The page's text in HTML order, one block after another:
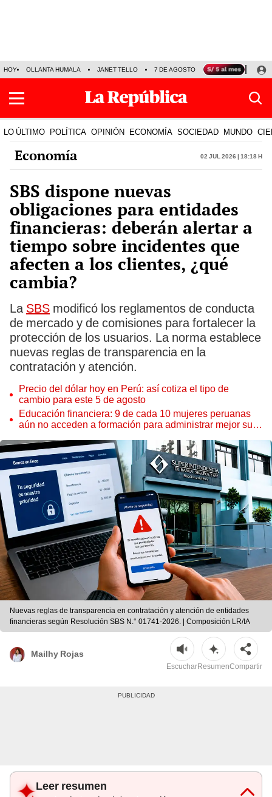
HOY OLLANTA HUMALA JANET TELLO 7 DE AGOSTO TINKA RESULTADOS
LO ÚLTIMO POLÍTICA OPINIÓN ECONOMÍA SOCIEDAD MUNDO
Economía 02 Jul 2026 | 18:18 h
SBS dispone nuevas
obligaciones para entidades
financieras: deberán alertar a
tiempo sobre incidentes que
afecten a los clientes, ¿qué
cambia?
La SBS modificó los reglamentos de conducta
de mercado y de comisiones para fortalecer la
protección de los usuarios. La norma establece
nuevas reglas de transparencia en la
contratación y atención.
Precio del dólar hoy en Perú: así cotiza el tipo de
cambio para este 5 de agosto
Educación financiera: 9 de cada 10 mujeres peruanas
aún no acceden a formación para administrar mejor su
Nuevas reglas de transparencia en contratación y atención de entidades
financieras según Resolución SBS N.° 01741-2026. | Composición LR/IA
Mailhy Rojas
EscucharResumenCompartir
Leer resumen